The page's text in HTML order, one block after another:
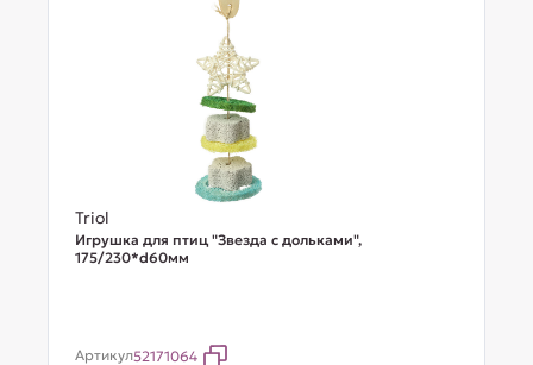
Triol
Игрушка для птиц "Звезда с дольками",
175/230*d60мм
Артикул52171064